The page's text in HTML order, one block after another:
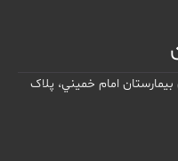
بيمارستان امام خميني، پلاک